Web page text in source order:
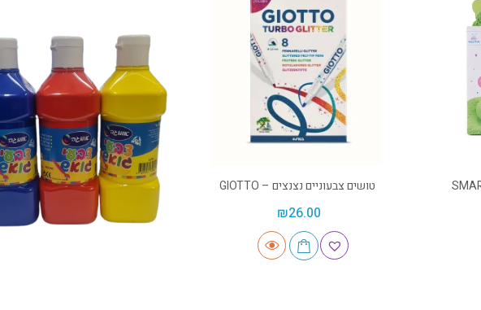
טושים צבעוניים נצנצים – GIOTTO
₪26.00